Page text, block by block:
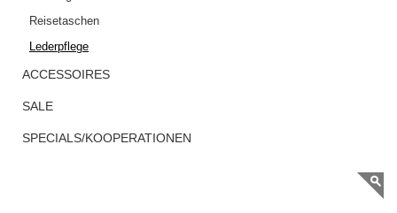
NUBUK
RADIERER
Reisetaschen
Lederpflege
ACCESSOIRES
SALE
SPECIALS/KOOPERATIONEN